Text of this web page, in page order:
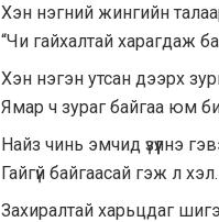
Хэн нэгний жингийн
“Чи гайхалтай харагдаж
Хэн нэгэн утсан дээрх
Ямар ч зураг байгаа юм
Найз чинь эмчид үзүүлнэ
Гайгүй байгаасай гэж л
Захиралтай харьцдаг